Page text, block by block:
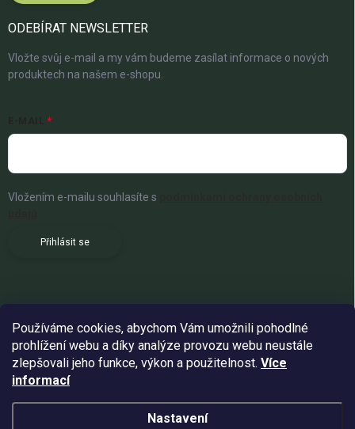
Používáme cookies, abychom Vám umožnili pohodlné
prohlížení webu a díky analýze provozu webu neustále
zlepšovali jeho funkce, výkon a použitelnost. Více
informací
Nastavení
ODEBÍRAT NEWSLETTER
Vložte svůj e-mail a my vám budeme zasílat informace o nových
produktech na našem e-shopu.
Vložením e-mailu souhlasíte s
Přihlásit se